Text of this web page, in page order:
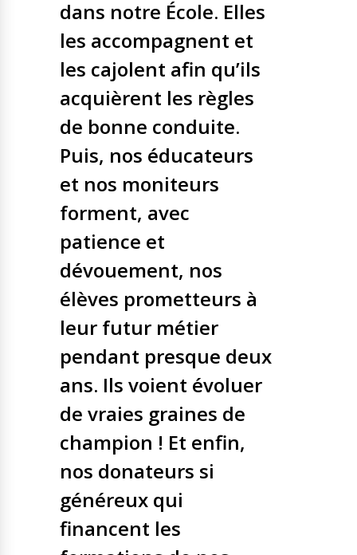
dans notre École. Elles
les accompagnent et
les cajolent afin qu’ils
acquièrent les règles
de bonne conduite.
Puis, nos éducateurs
et nos moniteurs
forment, avec
patience et
dévouement, nos
élèves prometteurs à
leur futur métier
pendant presque deux
ans. Ils voient évoluer
de vraies graines de
champion ! Et enfin,
nos donateurs si
généreux qui
financent les